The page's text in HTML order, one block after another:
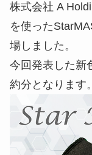
株式会社 A
を使った
場しました。
今回発表した新
約分となります。